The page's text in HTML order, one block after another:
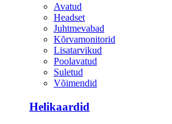
Avatud
Headset
Juhtmevabad
Kõrvamonitorid
Lisatarvikud
Poolavatud
Suletud
Võimendid
Helikaardid